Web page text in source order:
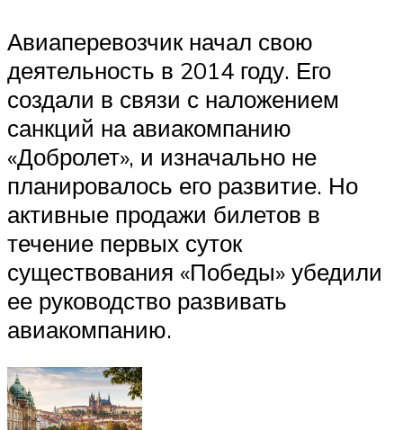
Авиаперевозчик начал свою
деятельность в 2014 году. Его
создали в связи с наложением
санкций на авиакомпанию
«Добролет», и изначально не
планировалось его развитие. Но
активные продажи билетов в
течение первых суток
существования «Победы» убедили
ее руководство развивать
авиакомпанию.